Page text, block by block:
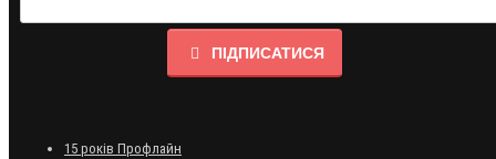
ПІДПИСАТИСЯ
15 років Профлайн